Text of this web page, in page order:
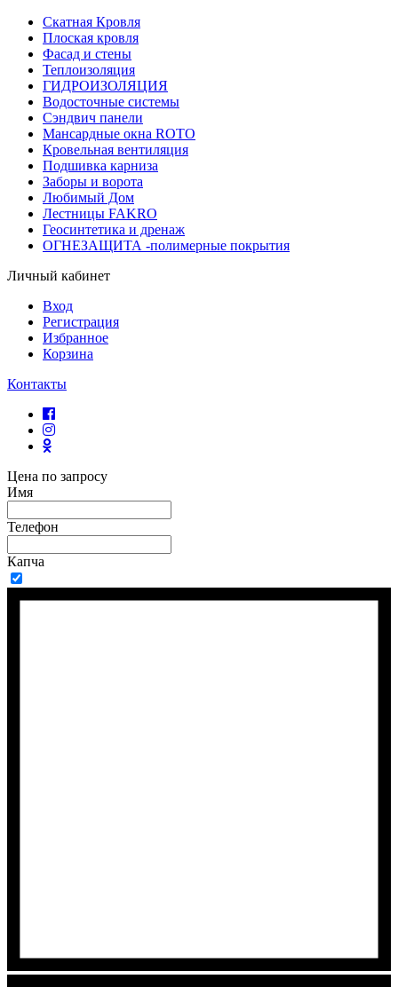
Скатная Кровля
Плоская кровля
Фасад и стены
Теплоизоляция
ГИДРОИЗОЛЯЦИЯ
Водосточные системы
Сэндвич панели
Мансардные окна ROTO
Кровельная вентиляция
Подшивка карниза
Заборы и ворота
Любимый Дом
Лестницы FAKRO
Геосинтетика и дренаж
ОГНЕЗАЩИТА -полимерные покрытия
Личный кабинет
Вход
Регистрация
Избранное
Корзина
Контакты
Цена по запросу
Имя
Телефон
Капча